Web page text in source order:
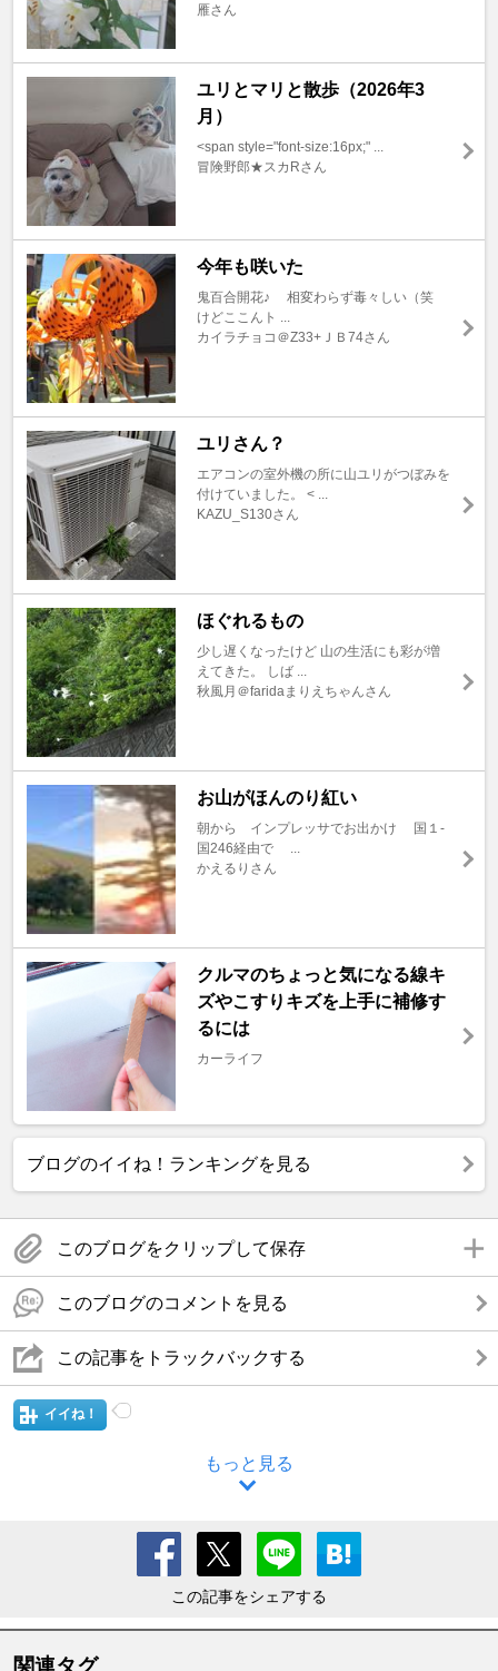
雁さん
ユリとマリと散歩（2026年3
月）
<span style="font-size:16px;" ...
冒険野郎★スカRさん
今年も咲いた
鬼百合開花♪ 相変わらず毒々しい（笑
けどここんト ...
カイラチョコ＠Z33+ＪＢ74さん
ユリさん？
エアコンの室外機の所に山ユリがつぼみを
付けていました。 < ...
KAZU_S130さん
ほぐれるもの
少し遅くなったけど 山の生活にも彩が増
えてきた。 しば ...
秋風月＠faridaまりえちゃんさん
お山がほんのり紅い
朝から インプレッサでお出かけ 国１-
国246経由で ...
かえるりさん
クルマのちょっと気になる線キ
ズやこすりキズを上手に補修す
るには
カーライフ
ブログのイイね！ランキングを見る
このブログをクリップして保存
このブログのコメントを見る
この記事をトラックバックする
イイね！
もっと見る
この記事をシェアする
関連タグ